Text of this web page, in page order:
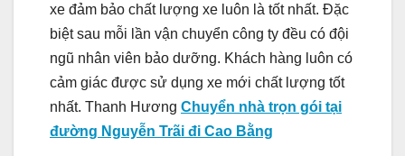
xe đảm bảo chất lượng xe luôn là tốt nhất. Đặc
biệt sau mỗi lần vận chuyển công ty đều có đội
ngũ nhân viên bảo dưỡng. Khách hàng luôn có
cảm giác được sử dụng xe mới chất lượng tốt
nhất. Thanh Hương Chuyển nhà trọn gói tại
đường Nguyễn Trãi đi Cao Bằng